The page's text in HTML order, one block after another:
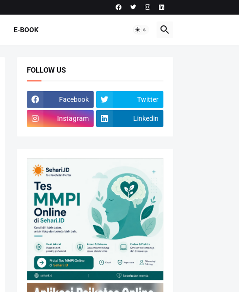
E-BOOK
FOLLOW US
Facebook Twitter
Instagram Linkedin